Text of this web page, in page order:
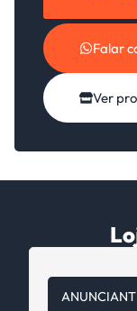
Falar
Ver